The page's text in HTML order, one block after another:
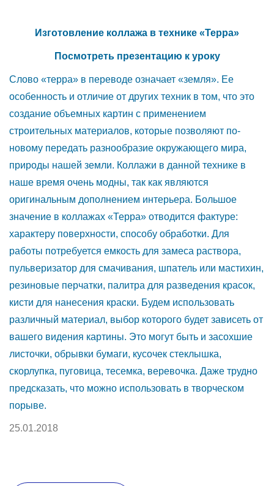
Изготовление коллажа в технике «Терра»
Посмотреть презентацию к уроку
Слово «терра» в переводе означает «земля». Ее
особенность и отличие от других техник в том, что это
создание объемных картин с применением
строительных материалов, которые позволяют по-
новому передать разнообразие окружающего мира,
природы нашей земли. Коллажи в данной технике в
наше время очень модны, так как являются
оригинальным дополнением интерьера. Большое
значение в коллажах «Терра» отводится фактуре:
характеру поверхности, способу обработки. Для
работы потребуется емкость для замеса раствора,
пульверизатор для смачивания, шпатель или мастихин,
резиновые перчатки, палитра для разведения красок,
кисти для нанесения краски. Будем использовать
различный материал, выбор которого будет зависеть от
вашего видения картины. Это могут быть и засохшие
листочки, обрывки бумаги, кусочек стеклышка,
скорлупка, пуговица, тесемка, веревочка. Даже трудно
предсказать, что можно использовать в творческом
порыве.
25.01.2018